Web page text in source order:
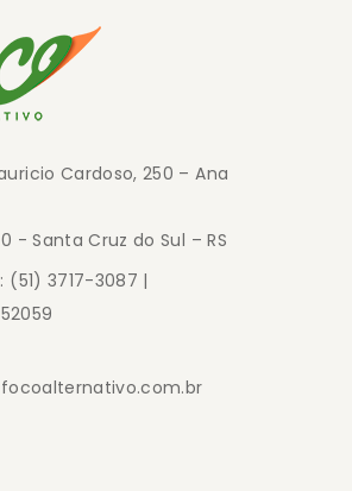
Cardoso, 250 – Ana
- Santa Cruz do Sul – RS
(51) 3717-3087 |